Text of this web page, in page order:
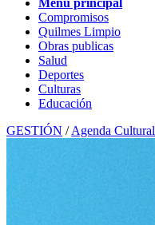
Menú principal
Compromisos
Quilmes Limpio
Obras publicas
Salud
Deportes
Culturas
Educación
GESTIÓN /Agenda Cultural